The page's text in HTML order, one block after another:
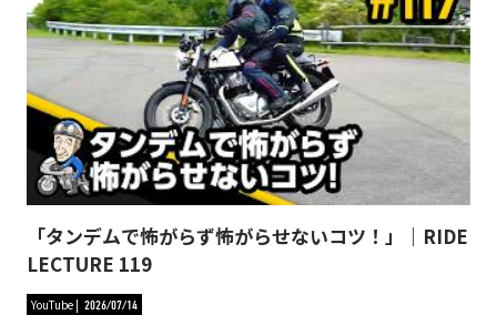
「タンデムで怖がらず怖がらせないコツ！」｜RIDE
LECTURE 119
YouTube 2026/07/14